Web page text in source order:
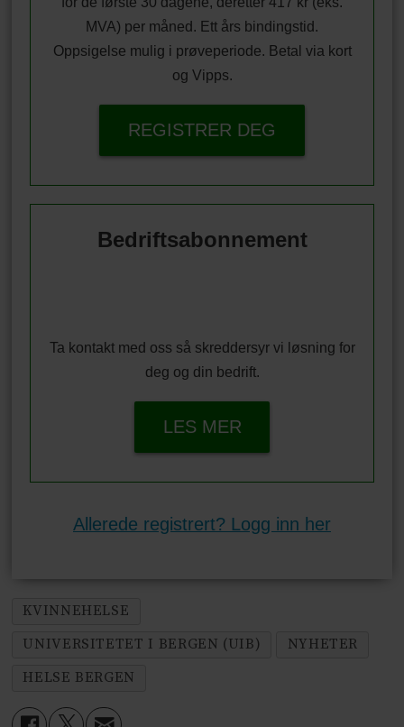
MVA) per måned. Ett års bindingstid.
Oppsigelse mulig i prøveperiode. Betal via kort
og Vipps.
REGISTRER DEG
Bedriftsabonnement
Ta kontakt med oss så skreddersyr vi løsning for
deg og din bedrift.
LES MER
Allerede registrert? Logg inn her
KVINNEHELSE
UNIVERSITETET I BERGEN (UIB)
NYHETER
HELSE BERGEN